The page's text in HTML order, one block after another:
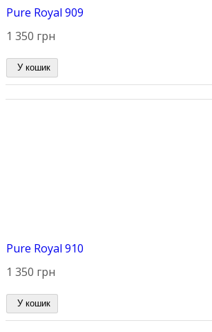
Pure Royal 909
1 350 грн
У кошик
Pure Royal 910
1 350 грн
У кошик